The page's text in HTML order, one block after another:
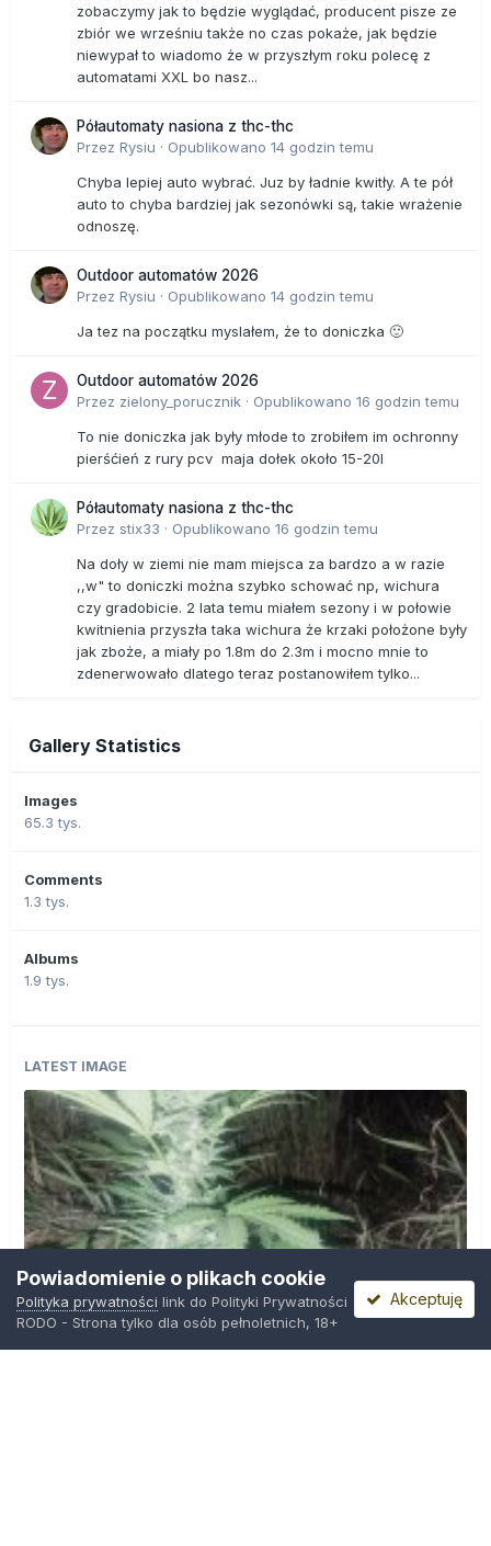
zobaczymy jak to będzie wyglądać, producent pisze ze
zbiór we wrześniu także no czas pokaże, jak będzie
niewypał to wiadomo że w przyszłym roku polecę z
automatami XXL bo nasz...
Półautomaty nasiona z thc-thc
Przez Rysiu · Opublikowano 14 godzin temu
Chyba lepiej auto wybrać. Juz by ładnie kwitły. A te pół
auto to chyba bardziej jak sezonówki są, takie wrażenie
odnoszę.
Outdoor automatów 2026
Przez Rysiu · Opublikowano 14 godzin temu
Ja tez na początku myslałem, że to doniczka 🙂
Outdoor automatów 2026
Przez zielony_porucznik · Opublikowano 16 godzin temu
To nie doniczka jak były młode to zrobiłem im ochronny
pierśćień z rury pcv maja dołek około 15-20l
Półautomaty nasiona z thc-thc
Przez stix33 · Opublikowano 16 godzin temu
Na doły w ziemi nie mam miejsca za bardzo a w razie
,,w" to doniczki można szybko schować np, wichura
czy gradobicie. 2 lata temu miałem sezony i w połowie
kwitnienia przyszła taka wichura że krzaki położone były
jak zboże, a miały po 1.8m do 2.3m i mocno mnie to
zdenerwowało dlatego teraz postanowiłem tylko...
Gallery Statistics
Images
65.3 tys.
Comments
1.3 tys.
Albums
1.9 tys.
LATEST IMAGE
Powiadomienie o plikach cookie
Polityka prywatności link do Polityki Prywatności
RODO - Strona tylko dla osób pełnoletnich, 18+
Akceptuję